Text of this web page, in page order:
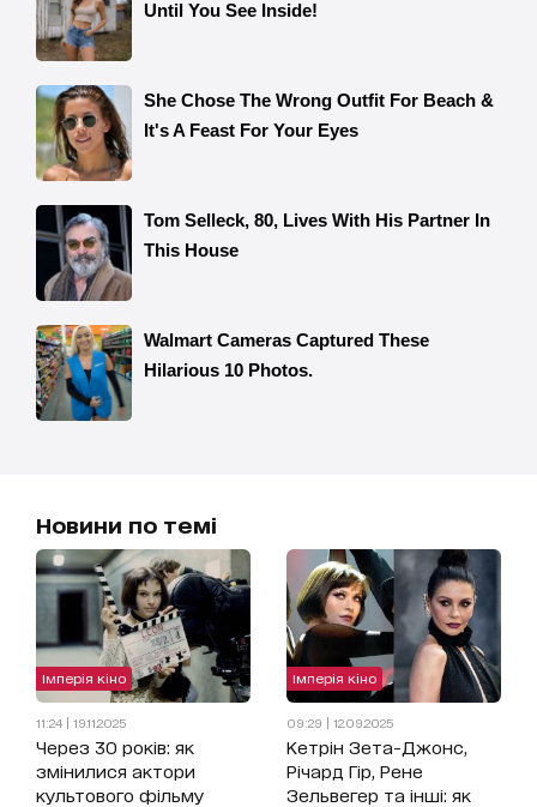
Новини по темі
Імперія кіно
11:24 | 19.11.2025
Через 30 років: як
змінилися актори
культового фільму
Імперія кіно
09:29 | 12.09.2025
Кетрін Зета-Джонс,
Річард Гір, Рене
Зельвегер та інші: як